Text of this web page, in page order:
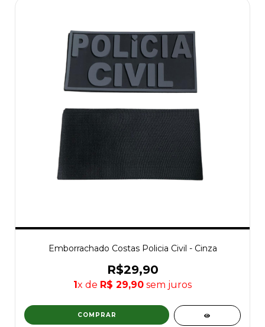
Emborrachado Costas Policia Civil - Cinza
R$29,90
1 x de R$ 29,90 sem juros
COMPRAR